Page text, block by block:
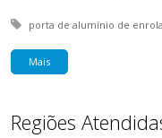
Tagged with:
porta de alumínio de
Mais
Regiões